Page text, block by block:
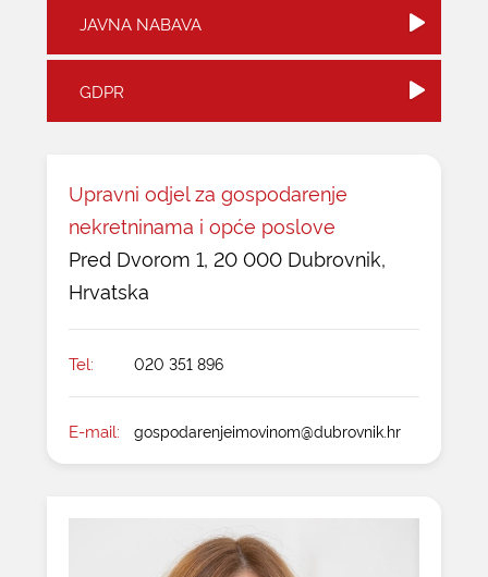
JAVNA NABAVA
GDPR
Upravni odjel za gospodarenje
nekretninama i opće poslove
Pred Dvorom 1, 20 000 Dubrovnik,
Hrvatska
Tel: 020 351 896
E-mail: gospodarenjeimovinom@dubrovnik.hr